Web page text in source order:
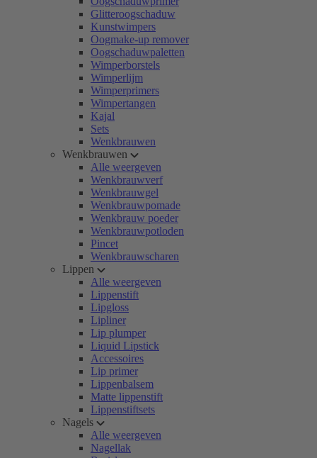
Glitteroogschaduw
Kunstwimpers
Oogmake-up remover
Oogschaduwpaletten
Wimperborstels
Wimperlijm
Wimperprimers
Wimpertangen
Kajal
Sets
Wenkbrauwen
Wenkbrauwen
Alle weergeven
Wenkbrauwverf
Wenkbrauwgel
Wenkbrauwpomade
Wenkbrauw poeder
Wenkbrauwpotloden
Pincet
Wenkbrauwscharen
Lippen
Alle weergeven
Lippenstift
Lipgloss
Lipliner
Lip plumper
Liquid Lipstick
Accessoires
Lip primer
Lippenbalsem
Matte lippenstift
Lippenstiftsets
Nagels
Alle weergeven
Nagellak